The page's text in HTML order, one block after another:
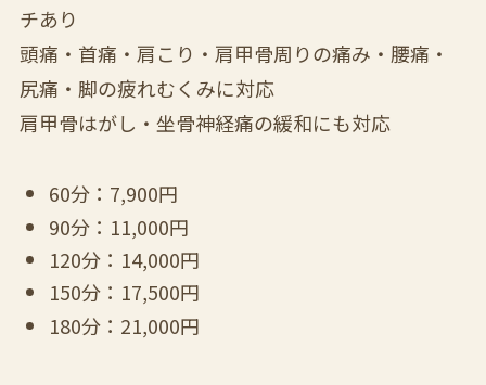
チあり
頭痛・首痛・肩こり・肩甲骨周りの痛み・腰痛・
尻痛・脚の疲れむくみに対応
肩甲骨はがし・坐骨神経痛の緩和にも対応
60分：7,900円
90分：11,000円
120分：14,000円
150分：17,500円
180分：21,000円